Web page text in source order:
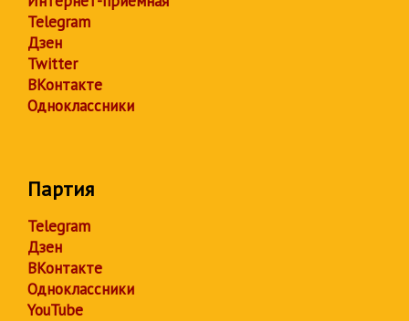
Telegram
Дзен
Twitter
ВКонтакте
Одноклассники
Партия
Telegram
Дзен
ВКонтакте
Одноклассники
YouTube